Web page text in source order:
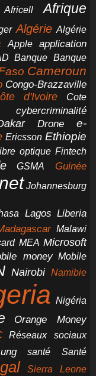
Africell Afrique
Algérie Algérie
Apple application
Banque Banque
Cameroun
Congo-Brazzaville
d'Ivoire
Cote
cybercriminalité
Drone
e-
Ericsson Ethiopie
optique Fintech
GSMA Guinée
Johannesburg
Lagos Liberia
Malawi
MEA Microsoft
money Mobile
Nairobi Namibie
Nigéria
Orange Money
Réseaux sociaux
santé Santé
Sierra Leone